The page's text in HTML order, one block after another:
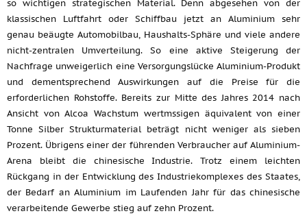
so wichtigen strategischen Material. Denn abgesehen von der
klassischen Luftfahrt oder Schiffbau jetzt an Aluminium sehr
genau beäugte Automobilbau, Haushalts-Sphäre und viele andere
nicht-zentralen Umverteilung. So eine aktive Steigerung der
Nachfrage unweigerlich eine Versorgungslücke Aluminium-Produkt
und dementsprechend Auswirkungen auf die Preise für die
erforderlichen Rohstoffe. Bereits zur Mitte des Jahres 2014 nach
Ansicht von Alcoa Wachstum wertmssigen äquivalent von einer
Tonne Silber Strukturmaterial beträgt nicht weniger als sieben
Prozent. Übrigens einer der führenden Verbraucher auf Aluminium-
Arena bleibt die chinesische Industrie. Trotz einem leichten
Rückgang in der Entwicklung des Industriekomplexes des Staates,
der Bedarf an Aluminium im Laufenden Jahr für das chinesische
verarbeitende Gewerbe stieg auf zehn Prozent.